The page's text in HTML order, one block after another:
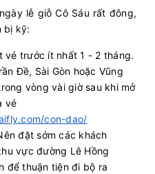
lễ giỗ Cô Sáu rất đông,
bị kỹ:
vé trước ít nhất 1 - 2 tháng.
Đề, Sài Gòn hoặc Vũng
vòng vài giờ sau khi mở
vé
con-dao/
đặt sớm các khách
vực đường Lê Hồng
để thuận tiện đi bộ ra